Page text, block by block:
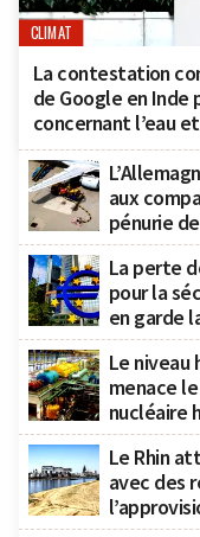
CLIMAT
La contestation
de Google en Inde
concernant l’eau
aux
pénurie
La perte
pour la
en garde
Le niveau
menace
nucléaire
Le Rhin
avec des